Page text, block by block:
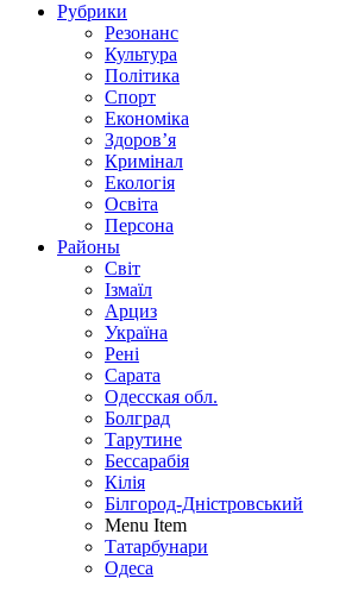
Рубрики
Резонанс
Культура
Політика
Спорт
Економіка
Здоров’я
Кримінал
Екологія
Освіта
Персона
Районы
Світ
Ізмаїл
Арциз
Україна
Рені
Сарата
Одесская обл.
Болград
Тарутине
Бессарабія
Кілія
Білгород-Дністровський
Menu Item
Татарбунари
Одеса